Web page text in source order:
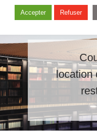
location
Accepter Refuser